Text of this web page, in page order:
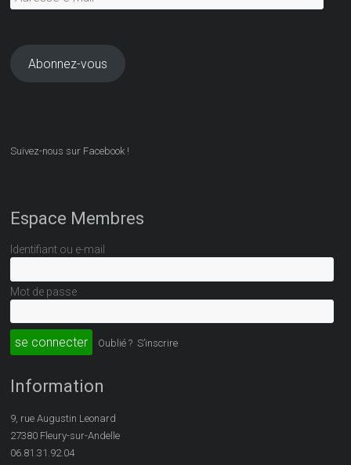
e-
Abonnez-vous
Suivez-nous sur Facebook !
Espace Membres
Identifiant ou e-mail
Mot de passe
Oublié ? S’inscrire
Information
9, rue Augustin Leonard
27380 Fleury-sur-Andelle
06.81.31.92.04